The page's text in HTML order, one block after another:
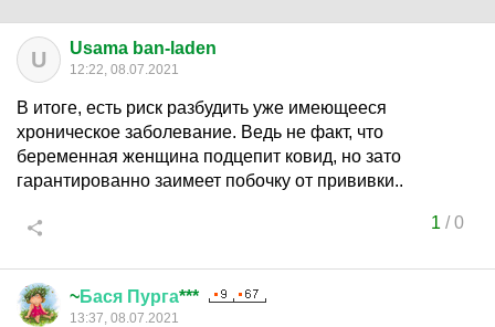
U Usama ban-laden
12:22, 08.07.2021
В итоге, есть риск разбудить уже имеющееся
хроническое заболевание. Ведь не факт, что
беременная женщина подцепит ковид, но зато
гарантированно заимеет побочку от прививки..
1 /0
~Бася Пурга***
13:37, 08.07.2021